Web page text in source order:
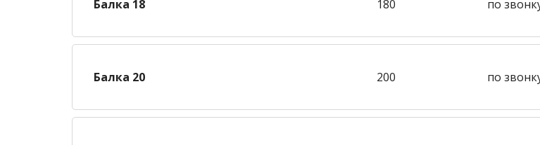
Балка 18 180 по
Балка 20 200 по